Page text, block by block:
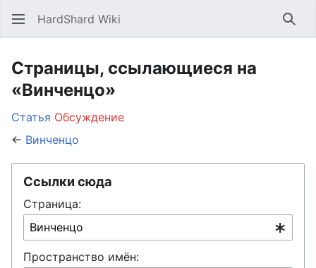
HardShard Wiki
Страницы, ссылающиеся на
«Винченцо»
Статья Обсуждение
← Винченцо
Ссылки сюда
Страница:
Пространство имён: